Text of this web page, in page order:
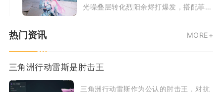
光噪叠层转化烈阳余烬打爆发，搭配菲比
热门资讯 MORE+
三角洲行动雷斯是肘击王
三角洲行动雷斯作为公认的肘击王，对抗